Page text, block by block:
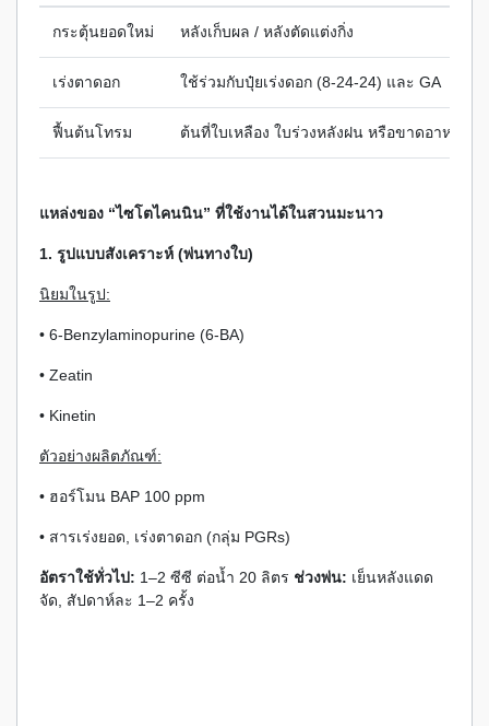
กระตุ้นยอดใหม่ หลังเก็บผล / หลังตัดแต่งกิ่ง
เร่งตาดอก ใช้ร่วมกับปุ๋ยเร่งดอก (8-24-24) และ GA
ฟื้นต้นโทรม ต้นที่ใบเหลือง ใบร่วงหลังฝน หรือขาดอาหาร
แหล่งของ “ไซโตไคนนิน” ที่ใช้งานได้ในสวนมะนาว
1. รูปแบบสังเคราะห์ (พ่นทางใบ)
นิยมในรูป:
• 6-Benzylaminopurine (6-BA)
• Zeatin
• Kinetin
ตัวอย่างผลิตภัณฑ์:
• ฮอร์โมน BAP 100 ppm
• สารเร่งยอด, เร่งตาดอก (กลุ่ม PGRs)
อัตราใช้ทั่วไป: 1–2 ซีซี ต่อน้ำ 20 ลิตร ช่วงพ่น: เย็นหลังแดด
จัด, สัปดาห์ละ 1–2 ครั้ง